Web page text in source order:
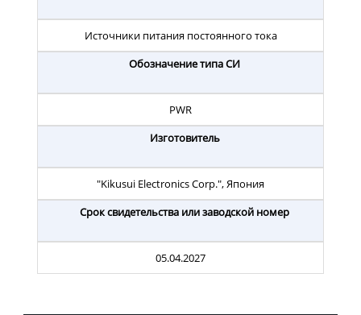
Источники питания постоянного тока
Обозначение типа СИ
PWR
Изготовитель
"Kikusui Electronics Corp.", Япония
Срок свидетельства или заводской номер
05.04.2027